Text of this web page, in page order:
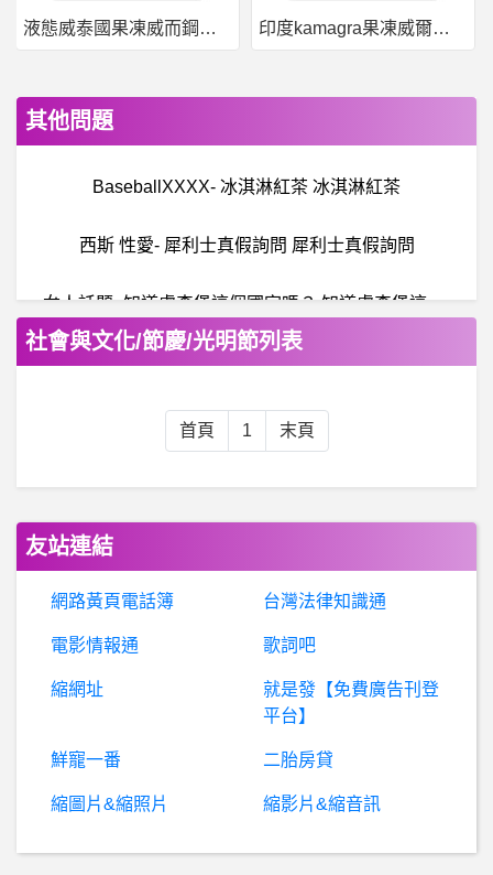
液態威泰國果凍威而鋼哪裡買 印度kamagra果凍威爾剛用於治療男性勃起功能障礙
其他問題
BaseballXXXX- 冰淇淋紅茶 冰淇淋紅茶
西斯 性愛- 犀利士真假詢問 犀利士真假詢問
女
人話題- 知道盧森堡這個國家嗎？ 知道盧森堡這個國家嗎？
英
雄聯盟- RNG如果淘汰其他隊伍還要35ping嗎 RNG如果淘汰其他隊伍還要35ping嗎
BaseballXXXX- 實質季軍 實質季軍
BaseballXXXX- 芋園 芋園
社會與文化/節慶/光明節列表
首頁 1 末頁
友站連結
網路黃頁電話簿 台灣法律知識通
電影情報通 歌詞吧
縮網址
就是發【免費廣告刊登
平台】
鮮寵一番 二胎房貸
縮圖片&縮照片 縮影片&縮音訊